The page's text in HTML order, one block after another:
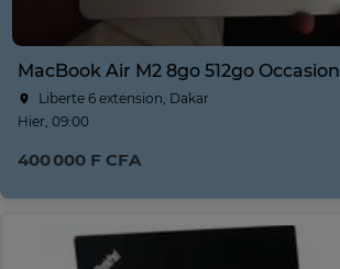
MacBook Air M2 8go 512go Occasion
Liberte 6 extension, Dakar
Hier, 09:00
400 000 F CFA